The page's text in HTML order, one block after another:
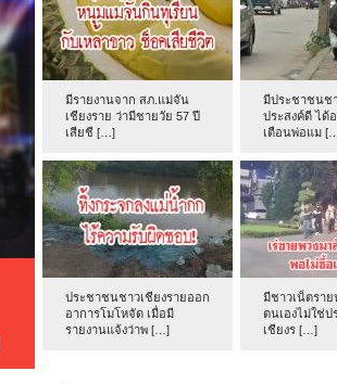
มีรายงานจาก สภ.แม่จัน
เชียงราย ว่ามีชายวัย 57 ปี
เสียชี […]
มีประชาชนช
ประสงค์ดี ได้
เตือนพ่อแม
ประชาชนชาวเชียงรายออก
อาการโมโหจัด เมื่อมี
รายงานแจ้งว่าพ […]
มีชาวเน็ตราย
ตนเองไม่ใช่
เชียงร […]